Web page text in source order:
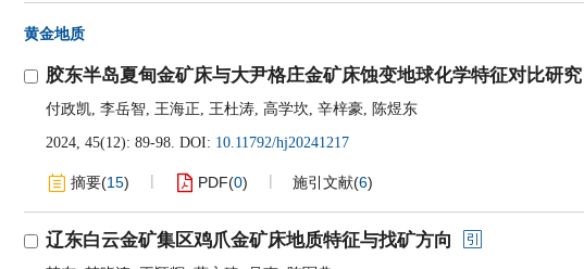
黄金地质
胶东半岛夏甸金矿床与大尹格庄金矿床蚀变地球化学特征对比研究
付政凯, 李岳智, 王海正, 王杜涛, 高学坎, 辛梓豪, 陈煜东
2024, 45(12): 89-98. DOI: 10.11792/hj20241217
摘要(15) PDF(0) 施引文献(6)
辽东白云金矿集区鸡爪金矿床地质特征与找矿方向